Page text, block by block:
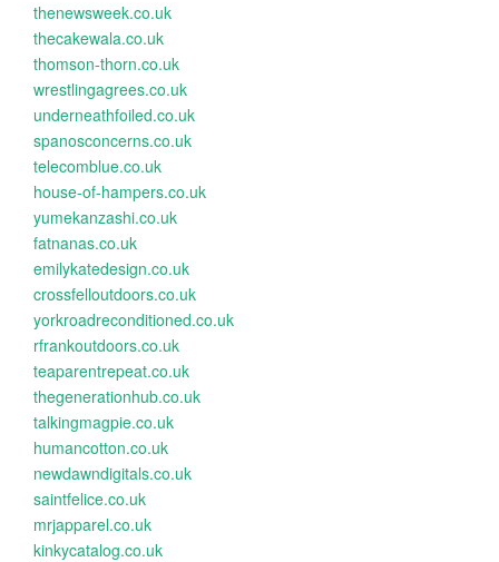
thenewsweek.co.uk
thecakewala.co.uk
thomson-thorn.co.uk
wrestlingagrees.co.uk
underneathfoiled.co.uk
spanosconcerns.co.uk
telecomblue.co.uk
house-of-hampers.co.uk
yumekanzashi.co.uk
fatnanas.co.uk
emilykatedesign.co.uk
crossfelloutdoors.co.uk
yorkroadreconditioned.co.uk
rfrankoutdoors.co.uk
teaparentrepeat.co.uk
thegenerationhub.co.uk
talkingmagpie.co.uk
humancotton.co.uk
newdawndigitals.co.uk
saintfelice.co.uk
mrjapparel.co.uk
kinkycatalog.co.uk